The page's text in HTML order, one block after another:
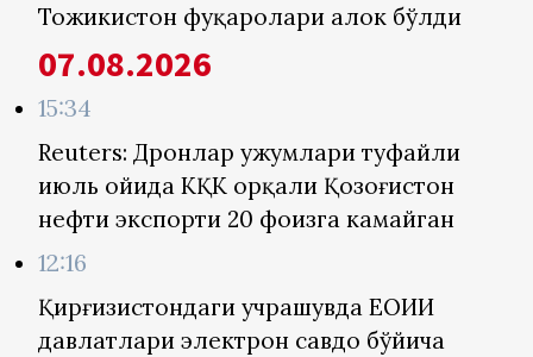
Тожикистон фуқаролари ҳалок бўлди
07.08.2026
15:34
Reuters: Дронлар ҳужумлари туфайли
июль ойида КҚК орқали Қозоғистон
нефти экспорти 20 фоизга камайган
12:16
Қирғизистондаги учрашувда ЕОИИ
давлатлари электрон савдо бўйича